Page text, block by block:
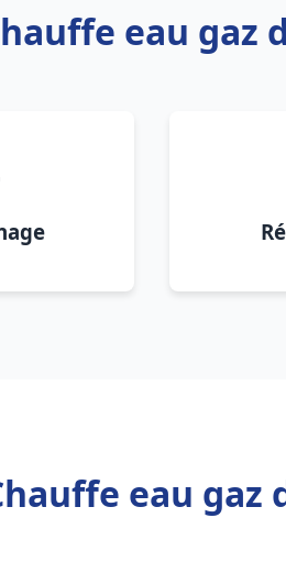
eau gaz
eau gaz